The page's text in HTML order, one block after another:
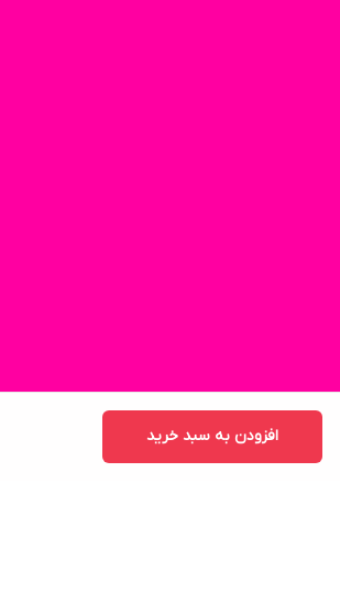
افزودن به سبد خرید